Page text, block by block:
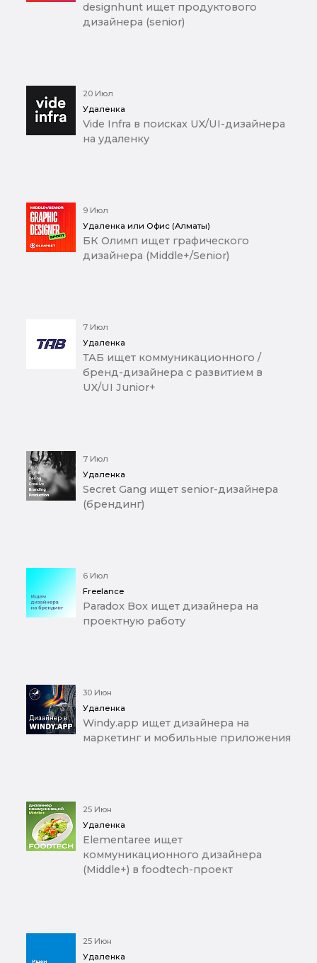
designhunt ищет продуктового
дизайнера (senior)
20 Июл
Удаленка
Vide Infra в поисках UX/UI-дизайнера
на удаленку
9 Июл
Удаленка или Офис (Алматы)
БК Олимп ищет графического
дизайнера (Middle+/Senior)
7 Июл
Удаленка
ТАБ ищет коммуникационного /
бренд-дизайнера с развитием в
UX/UI Junior+
7 Июл
Удаленка
Secret Gang ищет senior-дизайнера
(брендинг)
6 Июл
Freelance
Paradox Box ищет дизайнера на
проектную работу
30 Июн
Удаленка
Windy.app ищет дизайнера на
маркетинг и мобильные приложения
25 Июн
Удаленка
Elementaree ищет
коммуникационного дизайнера
(Middle+) в foodtech-проект
25 Июн
Удаленка